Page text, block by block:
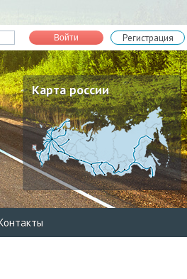
Войти Регистрация
Карта россии